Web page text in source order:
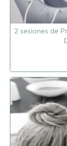
2 sesiones de